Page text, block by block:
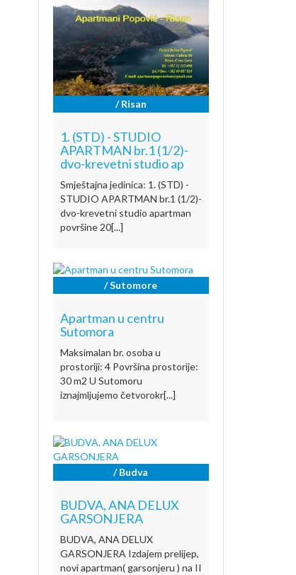
/ Risan
1. (STD) - STUDIO
APARTMAN br.1 (1/2)-
dvo-krevetni studio ap
Smještajna jedinica: 1. (STD) -
STUDIO APARTMAN br.1 (1/2)-
dvo-krevetni studio apartman
površine 20[...]
/ Sutomore
Apartman u centru
Sutomora
Maksimalan br. osoba u
prostoriji: 4 Površina prostorije:
30 m2 U Sutomoru
iznajmljujemo četvorokr[...]
/ Budva
BUDVA, ANA DELUX
GARSONJERA
BUDVA, ANA DELUX
GARSONJERA Izdajem prelijep,
novi apartman( garsonjeru ) na II